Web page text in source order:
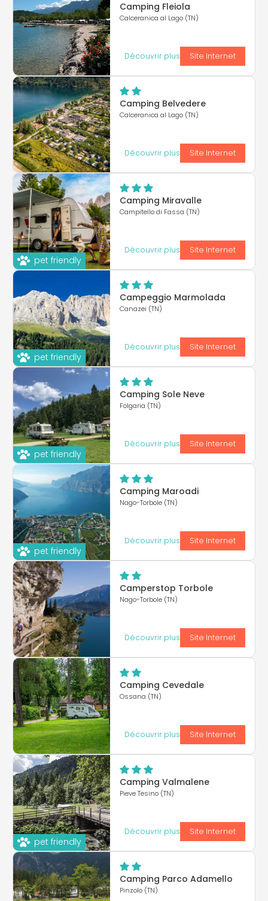
Camping Fleiola
Calceranica al Lago (TN)
Découvrir plus Site Internet
Camping Belvedere
Calceranica al Lago (TN)
Découvrir plus Site Internet
pet friendly
Camping Miravalle
Campitello di Fassa (TN)
Découvrir plus Site Internet
pet friendly
Campeggio Marmolada
Canazei (TN)
Découvrir plus Site Internet
pet friendly
Camping Sole Neve
Folgaria (TN)
Découvrir plus Site Internet
pet friendly
Camping Maroadi
Nago-Torbole (TN)
Découvrir plus Site Internet
Camperstop Torbole
Nago-Torbole (TN)
Découvrir plus Site Internet
Camping Cevedale
Ossana (TN)
Découvrir plus Site Internet
pet friendly
Camping Valmalene
Pieve Tesino (TN)
Découvrir plus Site Internet
Camping Parco Adamello
Pinzolo (TN)